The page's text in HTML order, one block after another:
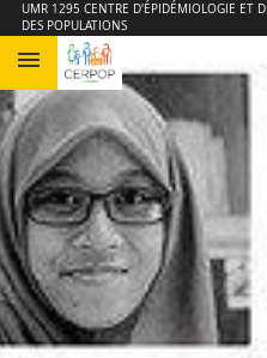
UMR 1295 CENTRE D'ÉPIDÉMIOLOGIE ET
DES POPULATIONS